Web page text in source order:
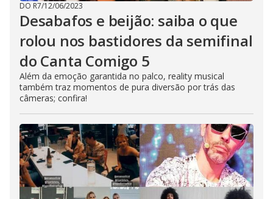
DO R7/12/06/2023
Desabafos e beijão: saiba o que
rolou nos bastidores da semifinal
do Canta Comigo 5
Além da emoção garantida no palco, reality musical
também traz momentos de pura diversão por trás das
câmeras; confira!